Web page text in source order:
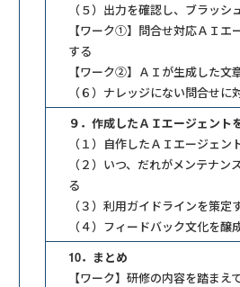
（５）出力を確認し、ブラッシ
【ワーク①】問合せ対応ＡＩエ
する
【ワーク②】ＡＩが生成した文
（６）ナレッジにない問合せに
９．作成したＡＩエージェント
（１）自作したＡＩエージェン
（２）いつ、だれがメンテナン
る
（３）利用ガイドラインを策定
（４）フィードバック文化を醸
10．まとめ
【ワーク】研修の内容を踏まえ